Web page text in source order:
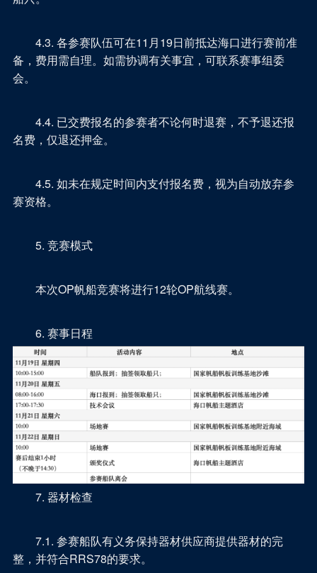
4.3. 各参赛队伍可在11月19日前抵达海口进行赛前准
备，费用需自理。如需协调有关事宜，可联系赛事组委
会。
4.4. 已交费报名的参赛者不论何时退赛，不予退还报
名费，仅退还押金。
4.5. 如未在规定时间内支付报名费，视为自动放弃参
赛资格。
5. 竞赛模式
本次OP帆船竞赛将进行12轮OP航线赛。
6. 赛事日程
7. 器材检查
7.1. 参赛船队有义务保持器材供应商提供器材的完
整，并符合RRS78的要求。